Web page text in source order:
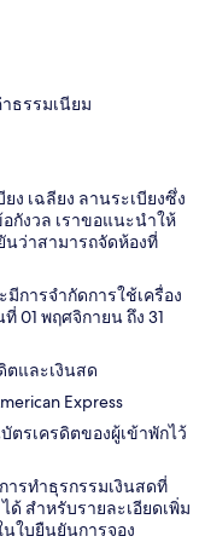
ธรรมเนียม
ง เฉลียง ลานระเบียงซึ่ง
กังวล เราขอแนะนำให้
นว่าสามารถจัดห้องที่
การจำกัดการใช้เครื่อง
01 พฤศจิกายน ถึง 31
ตและเงินสด
Express
รเครดิตของผู้เข้าพักไว้
ารทำธุรกรรมเงินสดที่
ด้ สำหรับรายละเอียดเพิ่ม
ใบยืนยันการจอง